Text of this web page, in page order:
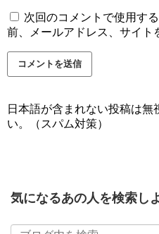
次回のコメントで使用す
前、メールアドレス、サイト
日本語が含まれない投稿は無
い。（スパム対策）
気になるあの人を検索し